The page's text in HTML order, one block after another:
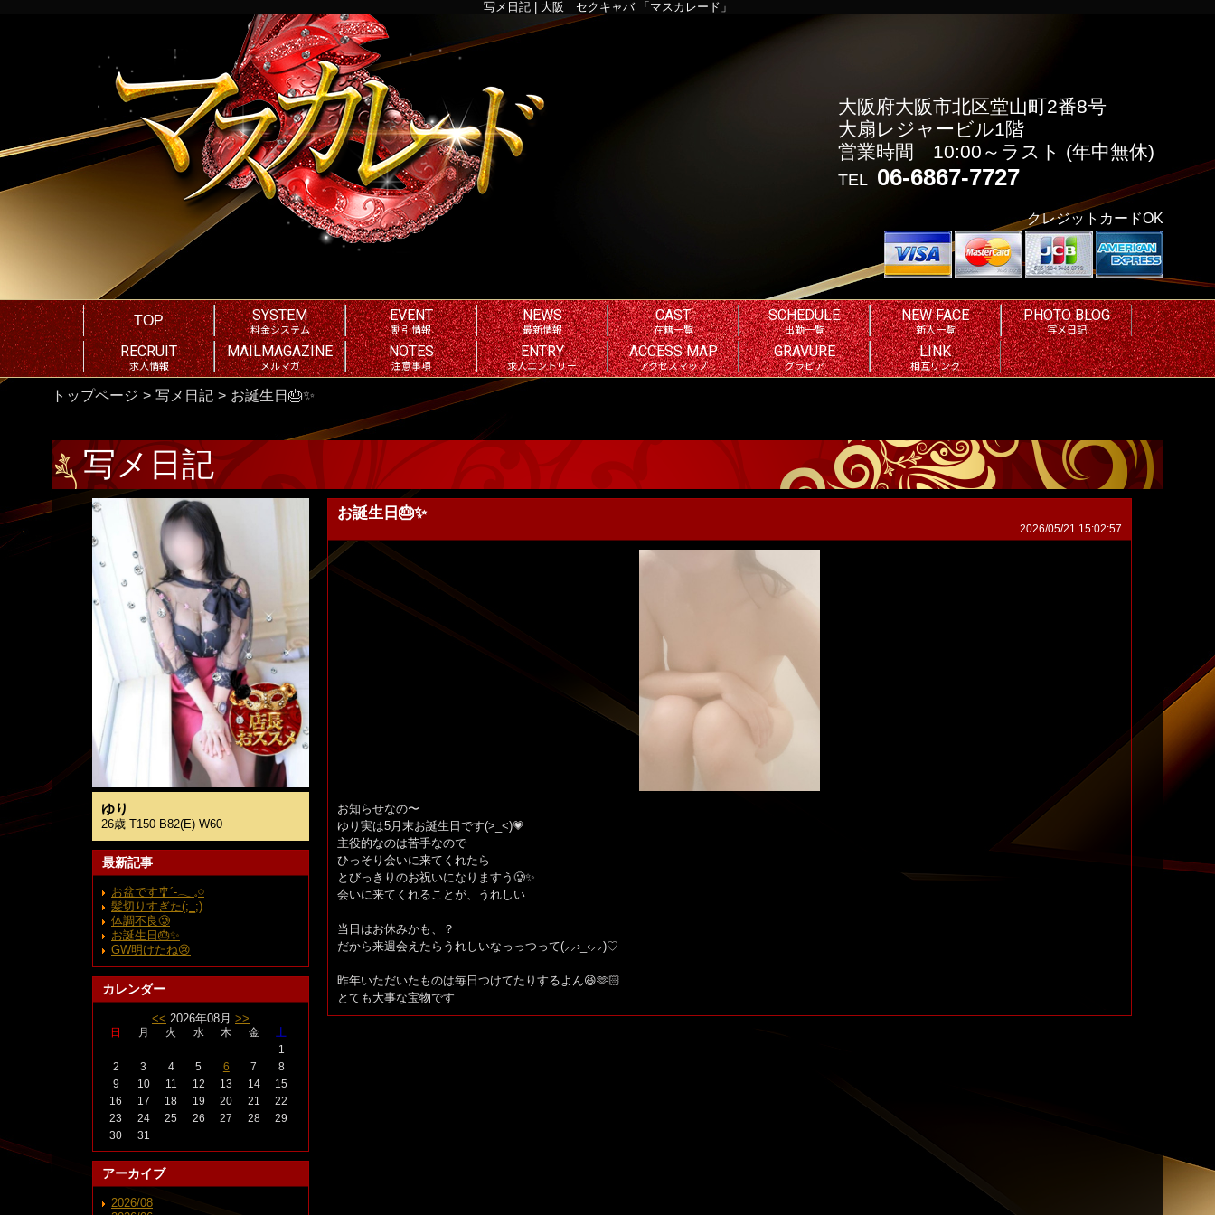
写メ日記 | 大阪 セクキャバ 「マスカレード」
大阪府大阪市北区堂山町2番8号
大扇レジャービル1階
営業時間 10:00～ラスト (年中無休)
TEL 06-6867-7727
クレジットカードOK
TOP SYSTEM
料金システム
EVENT
割引情報
NEWS
最新情報
CAST
在籍一覧
SCHEDULE
出勤一覧
NEW FACE
新人一覧
PHOTO BLOG
写メ日記
RECRUIT
求人情報
MAILMAGAZINE
メルマガ
NOTES
注意事項
ENTRY
求人エントリー
ACCESS MAP
アクセスマップ
GRAVURE
グラビア
LINK
相互リンク
トップページ 写メ日記 お誕生日🎂✨️
写メ日記
ゆり
26歳 T150 B82(E) W60
最新記事
お盆です🎐´‐𓂃 𓈒𓏸
髪切りすぎた(;_;)
体調不良🥲︎
お誕生日🎂✨️
GW明けたね😢
カレンダー
<< 2026年08月 >>
日 月 火 水 木 金
土
1
2
3 4 5 6 7
8
9
10 11 12 13 14
15
16
17 18 19 20 21
22
23
24 25 26 27 28
29
30
31
アーカイブ
2026/08
お誕生日🎂✨️
2026/05/21 15:02:57
お知らせなの〜
ゆり実は5月末お誕生日です(>_<)💗
主役的なのは苦手なので
ひっそり会いに来てくれたら
とびっきりのお祝いになりますう🥲︎✨
会いに来てくれることが、うれしい
当日はお休みかも、？
だから来週会えたらうれしいなっっつって(⸝⸝›_‹⸝⸝)‬♡
昨年いただいたものは毎日つけてたりするよん😆🫶🏻
とても大事な宝物です